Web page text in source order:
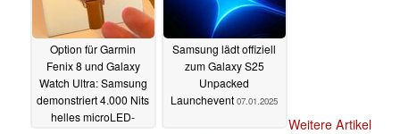
Option für Garmin
Fenix 8 und Galaxy
Watch Ultra: Samsung
demonstriert 4.000 Nits
helles microLED-
Samsung lädt offiziell
zum Galaxy S25
Unpacked
Launchevent 07.01.2025
Weitere Artikel